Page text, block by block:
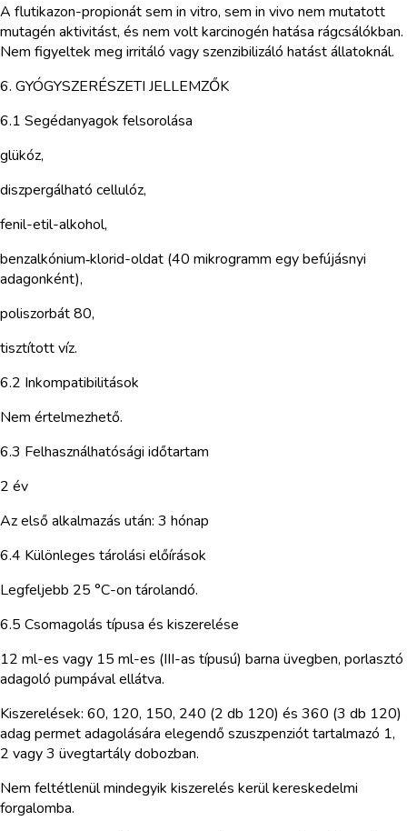
A flutikazon-propionát sem in vitro, sem in vivo nem mutatott
mutagén aktivitást, és nem volt karcinogén hatása rágcsálókban.
Nem figyeltek meg irritáló vagy szenzibilizáló hatást állatoknál.
6. GYÓGYSZERÉSZETI JELLEMZŐK
6.1 Segédanyagok felsorolása
glükóz,
diszpergálható cellulóz,
fenil-etil-alkohol,
benzalkónium‑klorid-oldat (40 mikrogramm egy befújásnyi
adagonként),
poliszorbát 80,
tisztított víz.
6.2 Inkompatibilitások
Nem értelmezhető.
6.3 Felhasználhatósági időtartam
2 év
Az első alkalmazás után: 3 hónap
6.4 Különleges tárolási előírások
Legfeljebb 25 °C-on tárolandó.
6.5 Csomagolás típusa és kiszerelése
12 ml-es vagy 15 ml-es (III-as típusú) barna üvegben, porlasztó
adagoló pumpával ellátva.
Kiszerelések: 60, 120, 150, 240 (2 db 120) és 360 (3 db 120)
adag permet adagolására elegendő szuszpenziót tartalmazó 1,
2 vagy 3 üvegtartály dobozban.
Nem feltétlenül mindegyik kiszerelés kerül kereskedelmi
forgalomba.